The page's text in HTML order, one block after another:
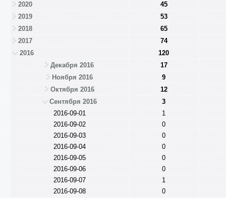
2020
45
2019
53
2018
65
2017
74
2016
120
Декабря 2016
17
Ноября 2016
9
Октября 2016
12
Сентября 2016
3
2016-09-01
1
2016-09-02
0
2016-09-03
0
2016-09-04
0
2016-09-05
0
2016-09-06
0
2016-09-07
1
2016-09-08
0